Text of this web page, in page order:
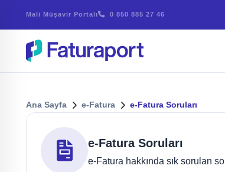
Mali Müşavir Portalı 0 850 885 27 46
Ana Sayfa e-Fatura e-Fatura Soruları
e-Fatura Soruları
e-Fatura hakkında sık sorulan